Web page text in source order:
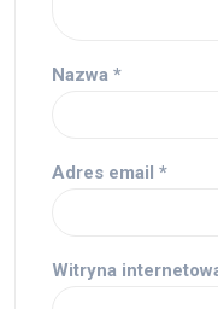
Nazwa *
Adres email *
Witryna